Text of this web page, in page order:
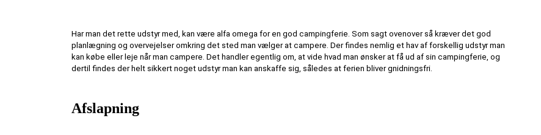
Har man det rette udstyr med, kan være alfa omega for en god campingferie. Som sagt ovenover så kræver det god
planlægning og overvejelser omkring det sted man vælger at campere. Der findes nemlig et hav af forskellig udstyr man
kan købe eller leje når man campere. Det handler egentlig om, at vide hvad man ønsker at få ud af sin campingferie, og
dertil findes der helt sikkert noget udstyr man kan anskaffe sig, således at ferien bliver gnidningsfri.
Afslapning